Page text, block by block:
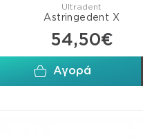
Ultradent
Astringedent X
54,50€
Αγορά